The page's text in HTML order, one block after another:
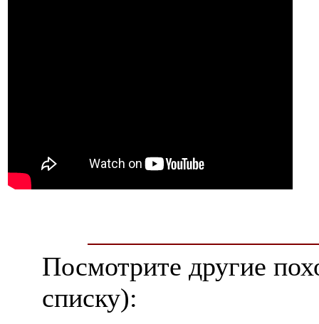
Посмотрите другие
списку):